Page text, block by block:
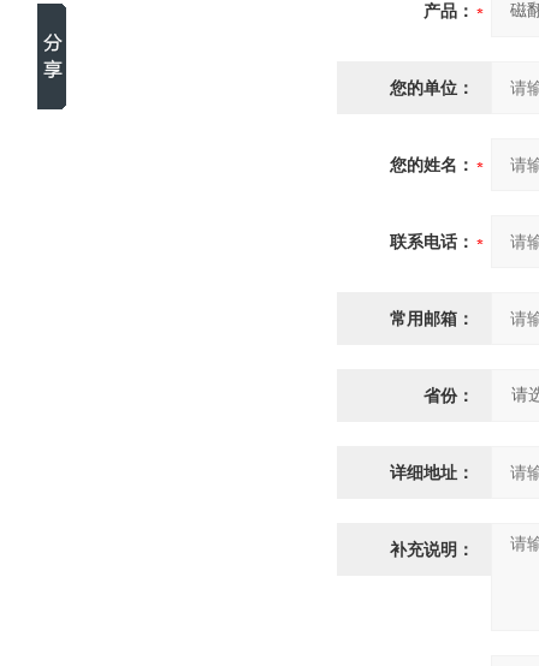
产品：
您的单位：
您的姓名：
联系电话：
常用邮箱：
省份：
详细地址：
补充说明：